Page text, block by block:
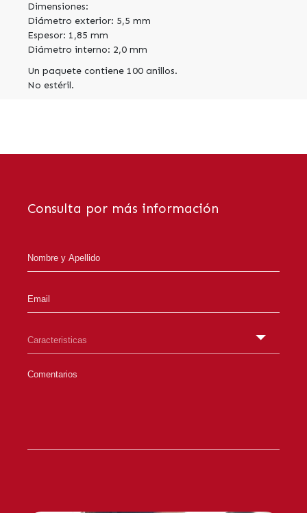
Dimensiones:
Diámetro exterior: 5,5 mm
Espesor: 1,85 mm
Diámetro interno: 2,0 mm
Un paquete contiene 100 anillos.
No estéril.
Consulta por más información